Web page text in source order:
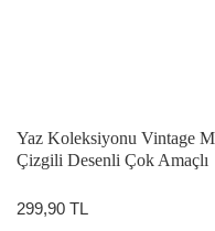
Yaz Koleksiyonu Vintage
Çizgili Desenli Çok Amaçlı
299,90 TL